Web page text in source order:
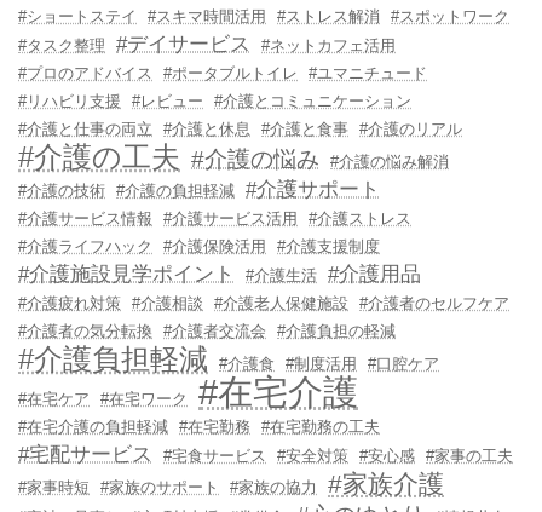
#ショートステイ #スキマ時間活用 #ストレス解消
#スポットワーク
#タスク整理
#デイサービス
#ネットカフェ活用
#プロのアドバイス
#ポータブルトイレ
#ユマニチュード
#リハビリ支援
#レビュー
#介護とコミュニケーション
#介護と仕事の両立
#介護と休息 #介護と食事 #介護のリアル
#介護の工夫 #介護の悩み
#介護の悩み解消
#介護の技術 #介護の負担軽減 #介護サポート
#介護サービス情報 #介護サービス活用
#介護ストレス
#介護ライフハック
#介護保険活用 #介護支援制度
#介護施設見学ポイント #介護生活 #介護用品
#介護疲れ対策 #介護相談 #介護老人保健施設 #介護者のセルフケア
#介護者の気分転換
#介護者交流会 #介護負担の軽減
#介護負担軽減 #介護食 #制度活用
#口腔ケア
#在宅ケア
#在宅ワーク #在宅介護
#在宅介護の負担軽減 #在宅勤務 #在宅勤務の工夫
#宅配サービス #宅食サービス #安全対策 #安心感 #家事の工夫
#家事時短
#家族のサポート #家族の協力 #家族介護